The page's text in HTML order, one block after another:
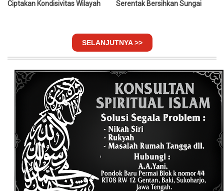
Ciptakan Kondisivitas Wilayah
Serentak Bersihkan Sungai
SELANJUTNYA >>